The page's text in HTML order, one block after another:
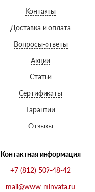
Контакты
Доставка и оплата
Вопросы-ответы
Акции
Статьи
Сертификаты
Гарантии
Отзывы
Контактная информация
+7 (812) 509-48-42
mail@www-minvata.ru